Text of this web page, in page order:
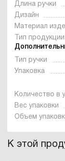
Длина ручки
Дизайн
Материал
Тип продукции
Тип ручки
Упаковка
Количество в
Вес упаковки
Объем
К этой